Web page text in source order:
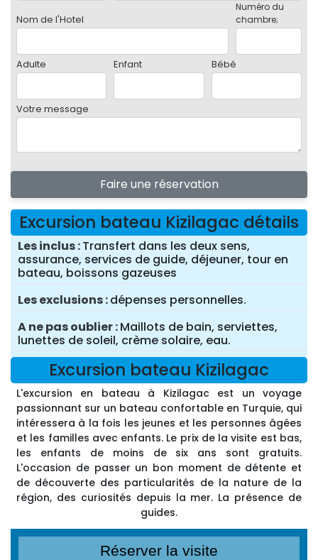
Nom de l'Hotel
Numéro du
chambre;
Adulte Enfant Bébé
Votre message
Faire une réservation
Excursion bateau Kizilagac détails
Les inclus Transfert dans les deux sens,
assurance, services de guide, déjeuner, tour en
bateau, boissons gazeuses
Les exclusions dépenses personnelles.
A ne pas oublier Maillots de bain, serviettes,
lunettes de soleil, crème solaire, eau.
Excursion bateau Kizilagac
L'excursion en bateau à Kizilagac est un voyage
passionnant sur un bateau confortable en Turquie, qui
intéressera à la fois les jeunes et les personnes âgées
et les familles avec enfants. Le prix de la visite est bas,
les enfants de moins de six ans sont gratuits.
L'occasion de passer un bon moment de détente et
de découverte des particularités de la nature de la
région, des curiosités depuis la mer. La présence de
guides.
Réserver la visite